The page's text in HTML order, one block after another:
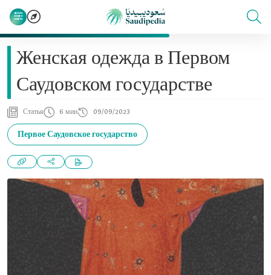
Женская одежда в Первом
Саудовском государстве
Статья 6 мин 09/09/2023
Первое Саудовское государство